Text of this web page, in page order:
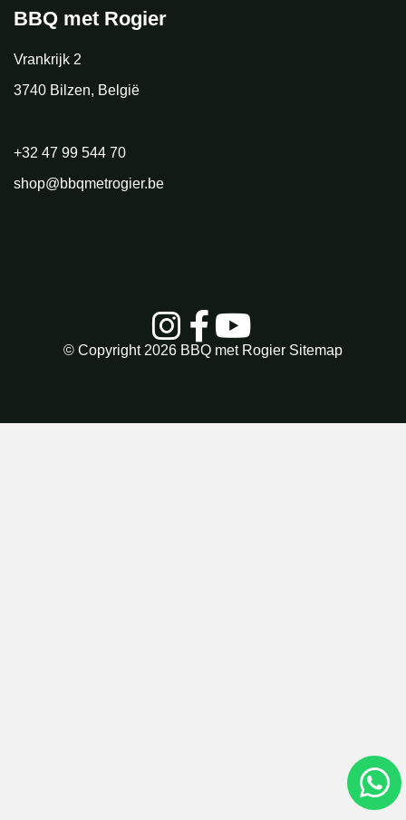
BBQ met Rogier
Vrankrijk 2
3740 Bilzen, België
+32 47 99 544 70
shop@bbqmetrogier.be
© Copyright 2026 BBQ met Rogier Sitemap